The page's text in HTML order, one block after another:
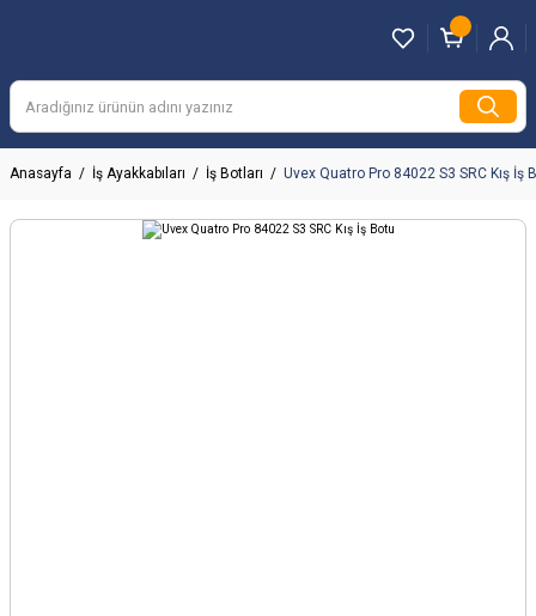
Anasayfa İş Ayakkabıları İş Botları Uvex Quatro Pro 84022 S3 SRC Kış İş